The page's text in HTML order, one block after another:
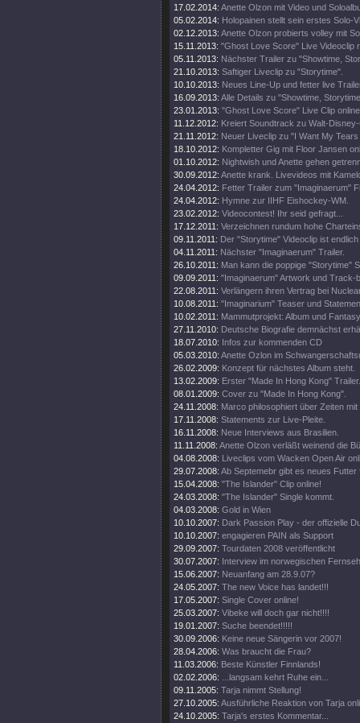
17.02.2014: Anette Olzon mit Video und
05.02.2014: Holopainen stellt sein erstes Solo-
02.12.2013: Anette Olzon probierts volley mit
15.11.2013: "Ghost Love Score" Live Videoclip
05.11.2013: Nächster Trailer zu "Showtime,
21.10.2013: Saftiger Liveclip zu "Storytime".
10.10.2013: Neues Line-Up und fetter live
16.09.2013: Alle Details zu "Showtime,
23.01.2013: "Ghost Love Score" Live Clip
11.12.2012: Kreiert Soundtrack zu Walt-
21.11.2012: Neuer Liveclip zu "I Want My
18.10.2012: Kompletter Gig mit Floor Jansen
01.10.2012: Nightwish und Anette gehen
30.09.2012: Anette krank. Livevideos mit
24.04.2012: Fetter Trailer zum "Imaginaerum"
24.04.2012: Hymne zur IIHF Eishockey-WM.
23.02.2012: Videocontest! Ihr seid gefragt...
17.12.2011: Verzeichnen rundum hohe
09.11.2011: Der "Storytime" Videoclip ist endlich
04.11.2011: Nächster "Imaginaerum" Trailer.
26.10.2011: Man kann die poppige "Storytime"
09.09.2011: "Imaginaerum" Artwork und Track-
22.08.2011: Verlängern ihren Vertrag bei
10.08.2011: "Imaginarium" Teaser und
10.02.2011: Mammutprojekt: Album und
27.11.2010: Deutsche Biografie demnächst
18.07.2010: Infos zur kommenden CD
05.03.2010: Anette Ozlon im
26.02.2009: Konzept für nächstes Album steht.
13.02.2009: Erster "Made In Hong Kong" Trailer.
08.01.2009: Cover zu "Made In Hong Kong".
24.11.2008: Marco philosophiert über Zeiten mit
17.11.2008: Statements zur Live-Pleite.
16.11.2008: Neue Interviews aus Brasilien.
11.11.2008: Anette Olzon verläßt weinend die
04.08.2008: Liveclips vom Wacken Open Air
29.07.2008: Ab Septemebr gibt es neues Futter
15.04.2008: "The Islander" Clip online!
24.03.2008: "The Islander" Single kommt.
04.03.2008: Gold in Wien
10.10.2007: Dark Passion Play - der offizielle
10.10.2007: engagieren PAIN als Support
29.09.2007: Tourdaten 2008 veröffentlicht
30.07.2007: Interview im norwegischen
15.06.2007: Neuanfang am 28.9.07?
24.05.2007: The new Voice has landet!!!
17.05.2007: Single Cover online!
25.03.2007: Vibeke will doch gar nicht!!!!
19.01.2007: Suche beendet!!!!!
30.09.2006: Keine neue Sängerin vor 2007!
28.04.2006: Was braucht die Frau?
11.03.2006: Beste Künstler Finnlands!
02.02.2006:
...langsam kehrt Ruhe ein...
09.11.2005: Tarja nimmt Stellung!
27.10.2005: Ausführliche Reaktion von Tarja
24.10.2005: Tarja's erstes Kommentar...